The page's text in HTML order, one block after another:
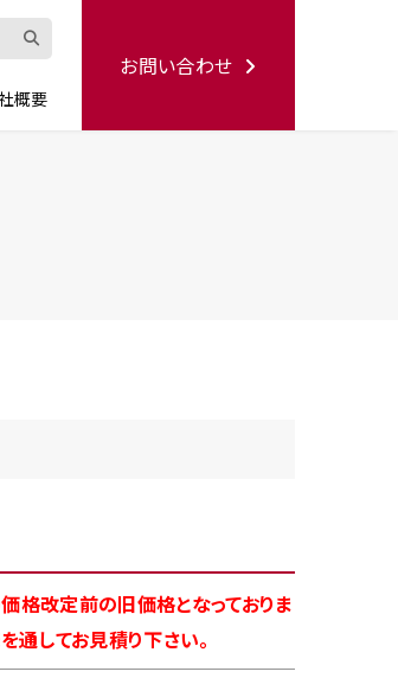
シリーズ
概要
お問い合わせ
格改定前の旧価格となっておりま
通してお見積り下さい。